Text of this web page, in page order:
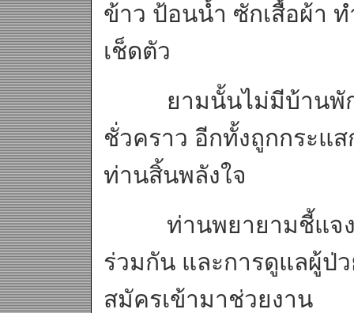
ข้าว ป้อนน้ำ ซักเสื้อผ้า
เช็ดตัว
ยามนั้นไม่มีบ้านพัก
ชั่วคราว อีกทั้งถูกกระแ
ท่านสิ้นพลังใจ
ท่านพยายามชี้แจงกั
ร่วมกัน และการดูแลผู้ป่
สมัครเข้ามาช่วยงาน